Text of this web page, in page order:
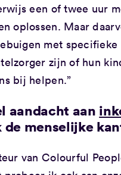
een of twee uur
oplossen. Maar
met
zijn of hun
bij helpen.”
aandacht aan
de menselijke
van Colourful